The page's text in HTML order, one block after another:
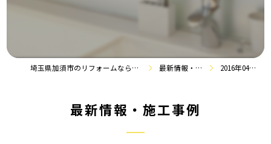
埼玉県加須市のリフォームなら株式会社エアロック 最新情報・施工事例 2016年04月の記事
最新情報・施工事例